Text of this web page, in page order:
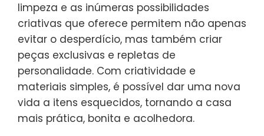
limpeza e as inúmeras possibilidades
criativas que oferece permitem não apenas
evitar o desperdício, mas também criar
peças exclusivas e repletas de
personalidade. Com criatividade e
materiais simples, é possível dar uma nova
vida a itens esquecidos, tornando a casa
mais prática, bonita e acolhedora.